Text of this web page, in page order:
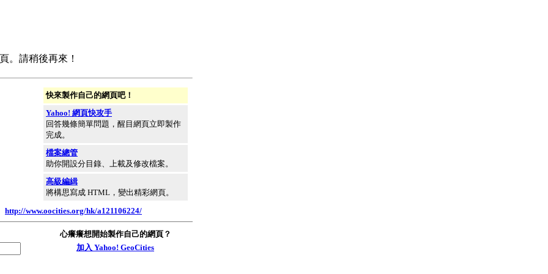
。請稍後再來！
快來製作自己的網頁吧！
Yahoo! 網頁快攻手
回答幾條簡單問題，醒目網頁立即製作
完成。
檔案總管
助你開設分目錄、上載及修改檔案。
高級編緝
將構思寫成 HTML，變出精彩網頁。
http://www.oocities.org/hk/a121106224/
心癢癢想開始製作自己的網頁？
加入 Yahoo! GeoCities